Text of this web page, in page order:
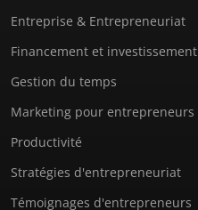
Entreprise & Entrepreneuriat
Financement et investissement
Gestion du temps
Marketing pour entrepreneurs
Productivité
Stratégies d'entrepreneuriat
Témoignages d'entrepreneurs